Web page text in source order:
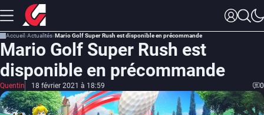
Accueil Actualités Mario Golf Super Rush est disponible en précommande
Mario Golf Super Rush est
disponible en précommande
Quentin 18 février 2021 à 18:59 0